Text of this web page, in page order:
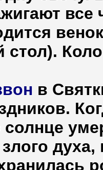
все
в
солнце
злого